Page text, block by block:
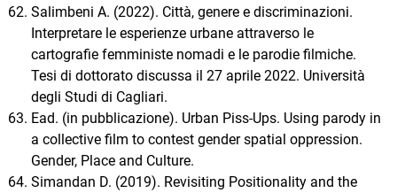
Salimbeni A. (2022). Città, genere e discriminazioni.
Interpretare le esperienze urbane attraverso le
cartografie femministe nomadi e le parodie filmiche.
Tesi di dottorato discussa il 27 aprile 2022. Università
degli Studi di Cagliari.
Ead. (in pubblicazione). Urban Piss-Ups. Using parody in
a collective film to contest gender spatial oppression.
Gender, Place and Culture.
Simandan D. (2019). Revisiting Positionality and the